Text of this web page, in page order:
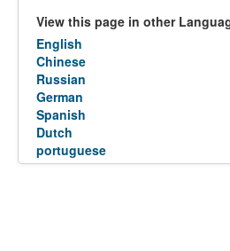
View this page in other
English
Chinese
Russian
German
Spanish
Dutch
portuguese